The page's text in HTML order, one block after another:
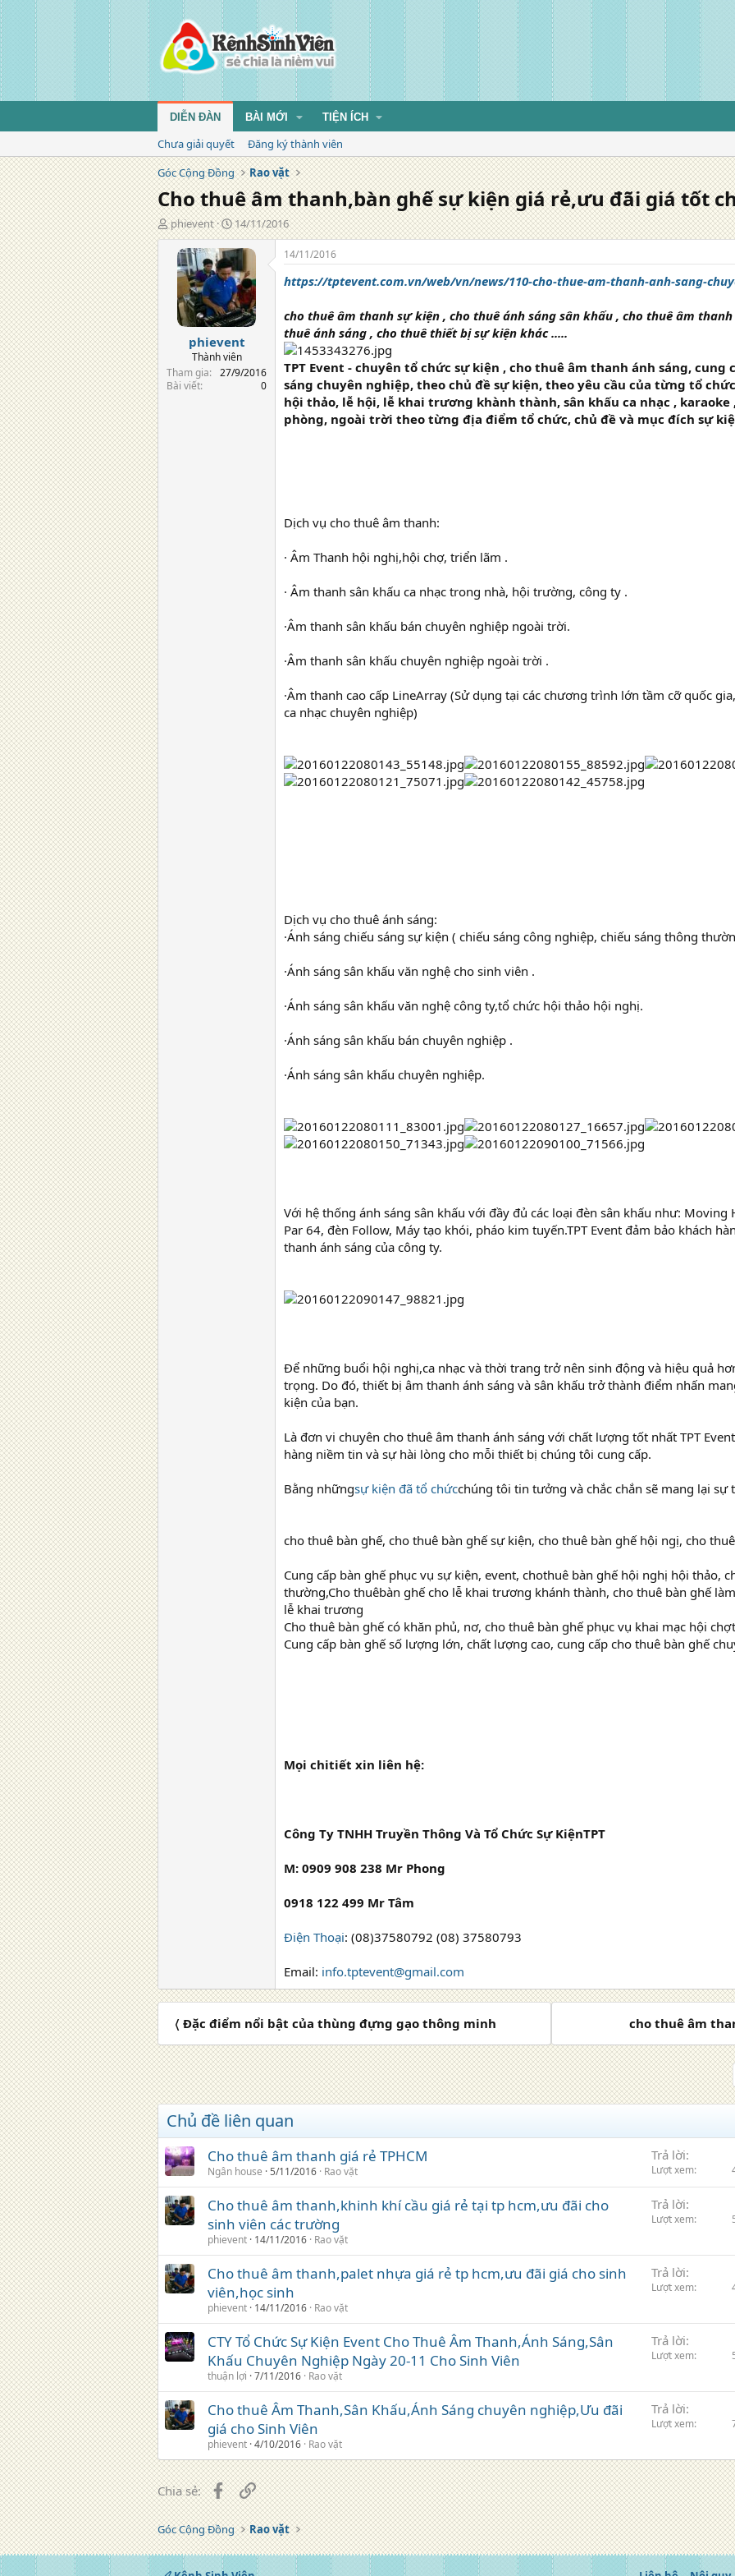
DIỄN ĐÀN BÀI MỚI TIỆN ÍCH
Chưa giải quyết
Đăng ký thành viên
Góc Cộng Đồng
Rao vặt
Cho thuê âm thanh,bàn ghế sự kiện giá rẻ,ưu đãi giá tốt
T
á
phievent
N
g
à
y
đ
ă
n
g
14/11/2016
phievent
Thành viên
Tham gia
27/9/2016
Bài viết
0
14/11/2016
https://tptevent.com.vn/web/vn/news/110-cho-thue-am-thanh-anh-sang-
cho thuê âm thanh sự kiện , cho thuê ánh sáng sân khấu , cho thuê âm
thuê ánh sáng , cho thuê thiết bị sự kiện khác .....
TPT Event - chuyên tổ chức sự kiện , cho thuê âm thanh ánh sáng,
sáng chuyên nghiệp, theo chủ đề sự kiện, theo yêu cầu của từng tổ
hội thảo, lễ hội, lễ khai trương khành thành, sân khấu ca nhạc ,
phòng, ngoài trời theo từng địa điểm tổ chức, chủ đề và mục đích sự
Dịch vụ cho thuê âm thanh:
· Âm Thanh hội nghị,hội chợ, triển lãm .
· Âm thanh sân khấu ca nhạc trong nhà, hội trường, công ty .
·Âm thanh sân khấu bán chuyên nghiệp ngoài trời.
·Âm thanh sân khấu chuyên nghiệp ngoài trời .
·Âm thanh cao cấp LineArray (Sử dụng tại các chương trình lớn tầm cỡ quốc
ca nhạc chuyên nghiệp)
Dịch vụ cho thuê ánh sáng:
·Ánh sáng chiếu sáng sự kiện ( chiếu sáng công nghiệp, chiếu sáng thông
·Ánh sáng sân khấu văn nghệ cho sinh viên .
·Ánh sáng sân khấu văn nghệ công ty,tổ chức hội thảo hội nghị.
·Ánh sáng sân khấu bán chuyên nghiệp .
·Ánh sáng sân khấu chuyên nghiệp.
Với hệ thống ánh sáng sân khấu với đầy đủ các loại đèn sân khấu như: Moving
Par 64, đèn Follow, Máy tạo khói, pháo kim tuyến.TPT Event đảm bảo khách
thanh ánh sáng của công ty.
Để những buổi hội nghị,ca nhạc và thời trang trở nên sinh động và hiệu quả
trọng. Do đó, thiết bị âm thanh ánh sáng và sân khấu trở thành điểm nhấn
kiện của bạn.
Là đơn vi chuyên cho thuê âm thanh ánh sáng với chất lượng tốt nhất TPT
hàng niềm tin và sự hài lòng cho mỗi thiết bị chúng tôi cung cấp.
Bằng nhữngsự kiện đã tổ chứcchúng tôi tin tưởng và chắc chắn sẽ mang lại sự
cho thuê bàn ghế, cho thuê bàn ghế sự kiện, cho thuê bàn ghế hội ngị, cho
Cung cấp bàn ghế phục vụ sự kiện, event, chothuê bàn ghế hội nghị hội thảo,
thường,Cho thuêbàn ghế cho lễ khai trương khánh thành, cho thuê bàn ghế
lễ khai trương
Cho thuê bàn ghế có khăn phủ, nơ, cho thuê bàn ghế phục vụ khai mạc hội
Cung cấp bàn ghế số lượng lớn, chất lượng cao, cung cấp cho thuê bàn ghế
Mọi chitiết xin liên hệ:
Công Ty TNHH Truyền Thông Và Tổ Chức Sự KiệnTPT
M: 0909 908 238 Mr Phong
0918 122 499 Mr Tâm
Điện Thoại: (08)37580792 (08) 37580793
Email: info.tptevent@gmail.com
〈 Đặc điểm nổi bật của thùng đựng gạo thông minh cho thuê âm
Chủ đề liên quan
Cho thuê âm thanh giá rẻ TPHCM
Ngân house 5/11/2016 Rao vặt
Trả lời
Lượt xem
Cho thuê âm thanh,khinh khí cầu giá rẻ tại tp hcm,ưu đãi cho
sinh viên các trường
phievent 14/11/2016 Rao vặt
Trả lời
Lượt xem
Cho thuê âm thanh,palet nhựa giá rẻ tp hcm,ưu đãi giá cho sinh
viên,học sinh
phievent 14/11/2016 Rao vặt
Trả lời
Lượt xem
CTY Tổ Chức Sự Kiện Event Cho Thuê Âm Thanh,Ánh Sáng,Sân
Khấu Chuyên Nghiệp Ngày 20-11 Cho Sinh Viên
thuận lợi 7/11/2016 Rao vặt
Trả lời
Lượt xem
Cho thuê Âm Thanh,Sân Khấu,Ánh Sáng chuyên nghiệp,Ưu đãi
giá cho Sinh Viên
phievent 4/10/2016 Rao vặt
Trả lời
Lượt xem
Chia sẻ: Facebook
Liên kết
Góc Cộng Đồng Rao vặt